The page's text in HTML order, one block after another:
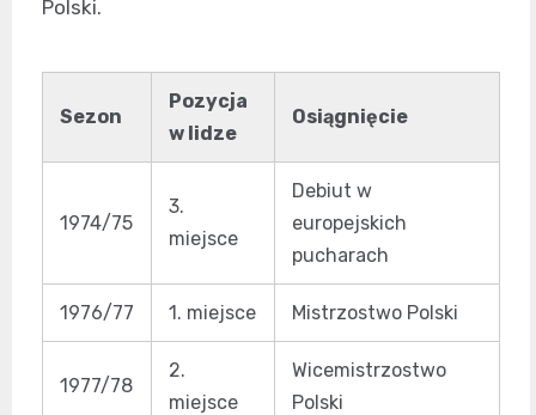
Polski.
Sezon
Pozycja
w lidze
Osiągnięcie
1974/75
3.
miejsce
Debiut w
europejskich
pucharach
1976/77 1. miejsce Mistrzostwo Polski
1977/78
2.
miejsce
Wicemistrzostwo
Polski